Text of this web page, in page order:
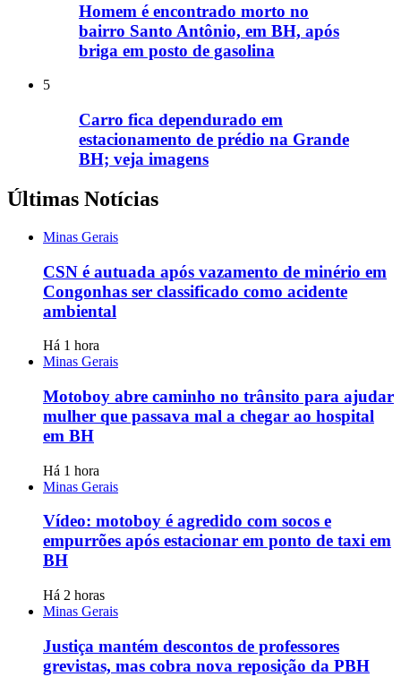
Homem é encontrado morto no
bairro Santo Antônio, em BH, após
briga em posto de gasolina
5
Carro fica dependurado em
estacionamento de prédio na Grande
BH; veja imagens
Últimas Notícias
Minas Gerais
CSN é autuada após vazamento de minério em
Congonhas ser classificado como acidente
ambiental
Há 1 hora
Minas Gerais
Motoboy abre caminho no trânsito para ajudar
mulher que passava mal a chegar ao hospital
em BH
Há 1 hora
Minas Gerais
Vídeo: motoboy é agredido com socos e
empurrões após estacionar em ponto de taxi em
BH
Há 2 horas
Minas Gerais
Justiça mantém descontos de professores
grevistas, mas cobra nova reposição da PBH